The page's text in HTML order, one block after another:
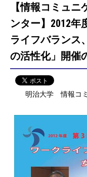
【情報コミュ
ンター】2012年
ライフバランス
の活性化」開催
明治大学 情報コ